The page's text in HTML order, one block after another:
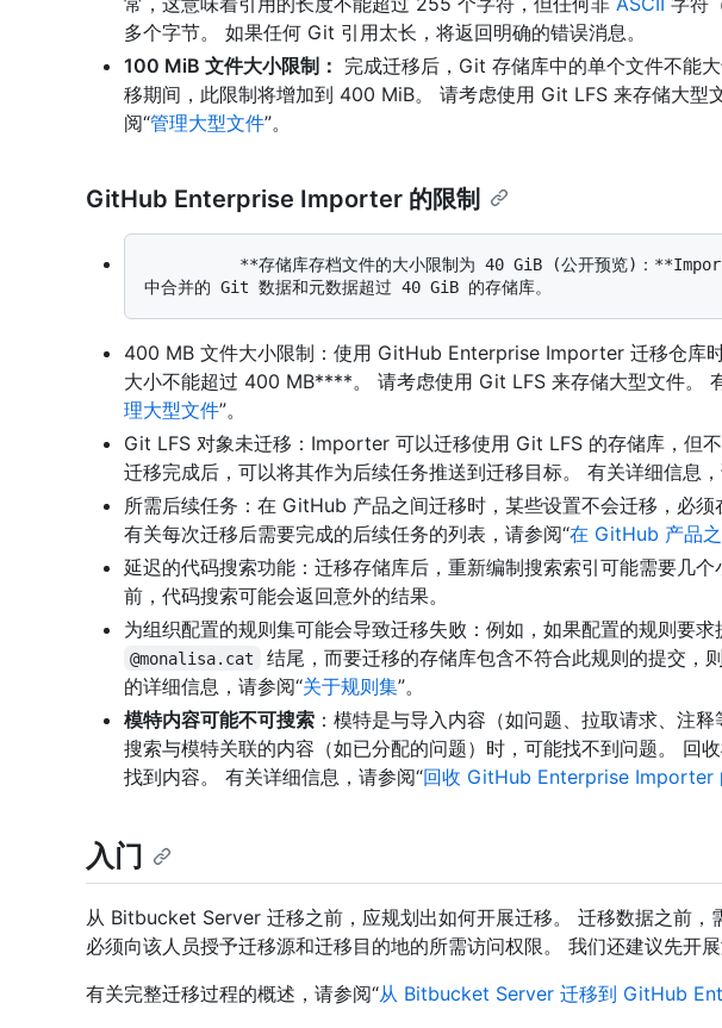
多个字节。 如果任何 Git 引用太长，将返回明确的错误消息。
100 MiB 文件大小限制： 完成迁移后，Git 存储库中的单个文件不能
移期间，此限制将增加到 400 MiB。 请考虑使用 Git LFS 来存储大型
阅“管理大型文件”。
GitHub Enterprise Importer 的限制
400 MB 文件大小限制：使用 GitHub Enterprise Importer 迁移仓库
大小不能超过 400 MB****。 请考虑使用 Git LFS 来存储大型文件。
理大型文件”。
Git LFS 对象未迁移：Importer 可以迁移使用 Git LFS 的存储库，但不
迁移完成后，可以将其作为后续任务推送到迁移目标。 有关详细信息
所需后续任务：在 GitHub 产品之间迁移时，某些设置不会迁移，必须
有关每次迁移后需要完成的后续任务的列表，请参阅“在 GitHub 产品
延迟的代码搜索功能：迁移存储库后，重新编制搜索索引可能需要几
前，代码搜索可能会返回意外的结果。
为组织配置的规则集可能会导致迁移失败：例如，如果配置的规则要
@monalisa.cat
结尾，而要迁移的存储库包含不符合此规则的提交，
的详细信息，请参阅“关于规则集”。
模特内容可能不可搜索 ：模特是与导入内容（如问题、拉取请求、注释
搜索与模特关联的内容（如已分配的问题）时，可能找不到问题。 回
找到内容。 有关详细信息，请参阅“回收 GitHub Enterprise Importer
入门
从 Bitbucket Server 迁移之前，应规划出如何开展迁移。 迁移数据之前，
必须向该人员授予迁移源和迁移目的地的所需访问权限。 我们还建议先开展
有关完整迁移过程的概述，请参阅“从 Bitbucket Server 迁移到 GitHub